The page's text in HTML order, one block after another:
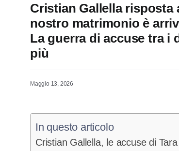
Cristian Gallella risposta
nostro matrimonio è
La guerra di accuse tra i
più
Maggio 13, 2026
In questo articolo
Cristian Gallella, le accuse di Tara